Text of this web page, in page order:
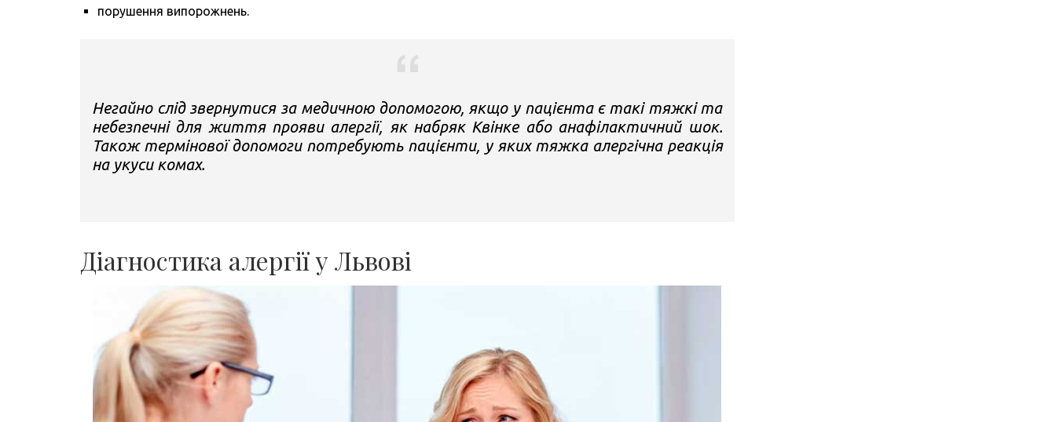
порушення випорожнень.
Негайно слід звернутися за медичною допомогою, якщо у пацієнта є такі тяжкі та
небезпечні для життя прояви алергії, як набряк Квінке або анафілактичний шок.
Також термінової допомоги потребують пацієнти, у яких тяжка алергічна реакція
на укуси комах.
Діагностика алергії у Львові